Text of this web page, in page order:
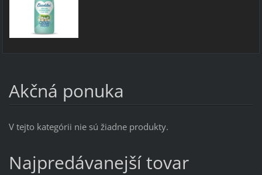
Akčná ponuka
V tejto kategórii nie sú žiadne produkty.
Najpredávanejší tovar